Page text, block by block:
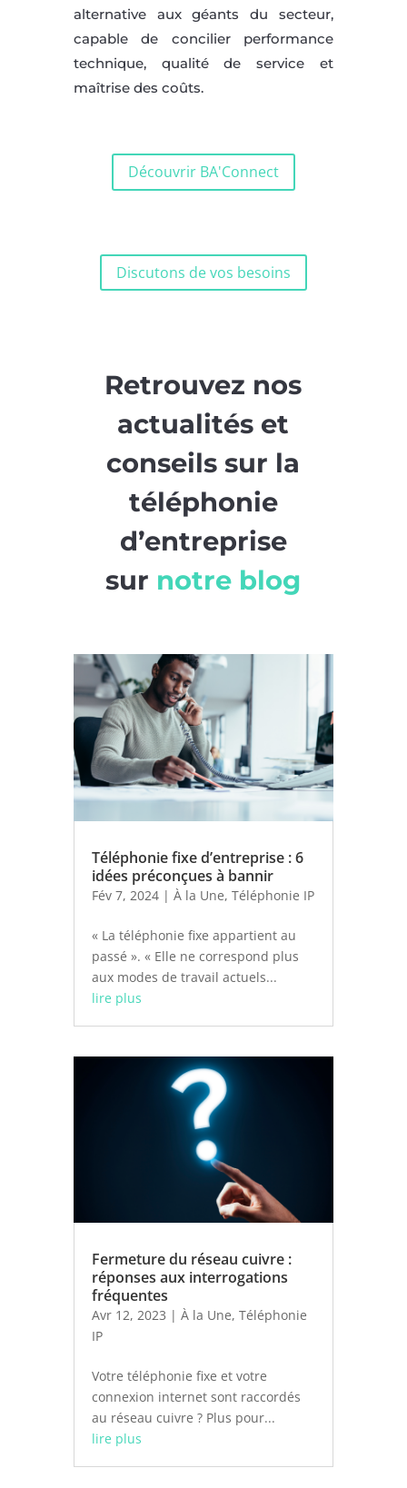
alternative aux géants du secteur,
capable de concilier performance
technique, qualité de service et
maîtrise des coûts.
Découvrir BA'Connect
Discutons de vos besoins
Retrouvez nos
actualités et
conseils sur la
téléphonie
d’entreprise
sur notre blog
Téléphonie fixe d’entreprise : 6
idées préconçues à bannir
Fév 7, 2024| À la Une, Téléphonie IP
« La téléphonie fixe appartient au
passé ». « Elle ne correspond plus
aux modes de travail actuels...
lire plus
Fermeture du réseau cuivre :
réponses aux interrogations
fréquentes
Avr 12, 2023 | À la Une, Téléphonie
IP
Votre téléphonie fixe et votre
connexion internet sont raccordés
au réseau cuivre ? Plus pour...
lire plus